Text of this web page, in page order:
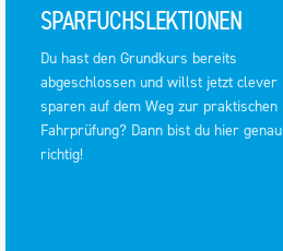
SPARFUCHSLEKTIONEN
Du hast den Grundkurs bereits
abgeschlossen und willst jetzt clever
sparen auf dem Weg zur praktischen
Fahrprüfung? Dann bist du hier genau
richtig!